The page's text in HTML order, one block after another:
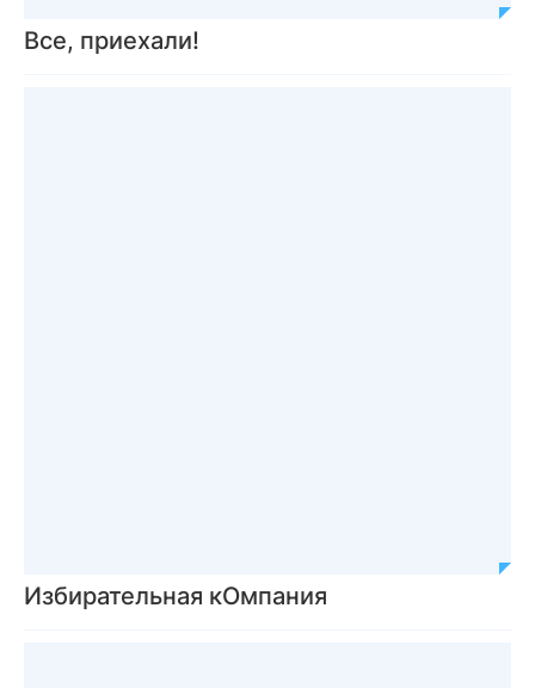
Все, приехали!
Избирательная кОмпания